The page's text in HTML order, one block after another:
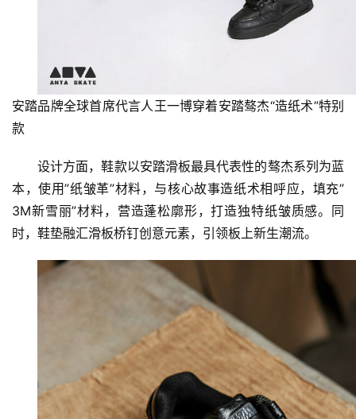
首
页
安踏品牌全球首席代言人王一博穿着安踏骜杰“造纸术”特别
款
设计方面，鞋款以安踏滑板最具代表性的骜杰系列为蓝
本，使用”纸皱革”材料，与核心故事造纸术相呼应，填充”
3M新雪丽”材料，营造蓬松廓形，打造独特纸皱质感。同
时，鞋垫融汇滑板桥钉创意元素，引领板上新生潮流。